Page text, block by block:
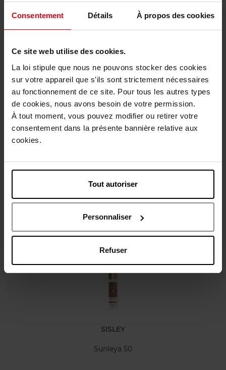
Consentement Détails À propos des cookies
Ce site web utilise des cookies.
La loi stipule que nous ne pouvons stocker des cookies
sur votre appareil que s’ils sont strictement nécessaires
au fonctionnement de ce site. Pour tous les autres types
de cookies, nous avons besoin de votre permission.
À tout moment, vous pouvez modifier ou retirer votre
consentement dans la présente bannière relative aux
cookies.
Tout autoriser
Personnaliser
Refuser
Gratis levering bij aankoop van min. 55€
Gratis retour in je winkelpunt
Beschrijving
Gebruiksadvies
Karakteristieken
Review
Nog iets vergeten ?
SISLEY
Sunleya 50